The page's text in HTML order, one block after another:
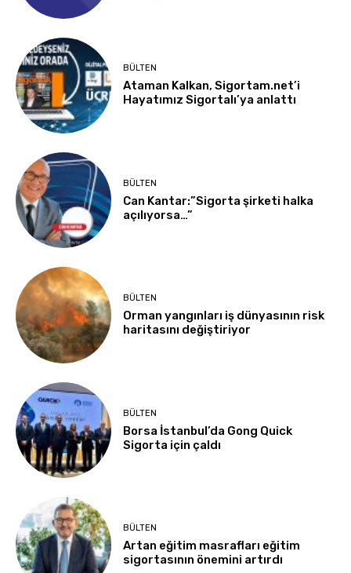
BÜLTEN
Ataman Kalkan, Sigortam.net’i
Hayatımız Sigortalı’ya anlattı
BÜLTEN
Can Kantar:”Sigorta şirketi halka
açılıyorsa…”
BÜLTEN
Orman yangınları iş dünyasının risk
haritasını değiştiriyor
BÜLTEN
Borsa İstanbul’da Gong Quick
Sigorta için çaldı
BÜLTEN
Artan eğitim masrafları eğitim
sigortasının önemini artırdı